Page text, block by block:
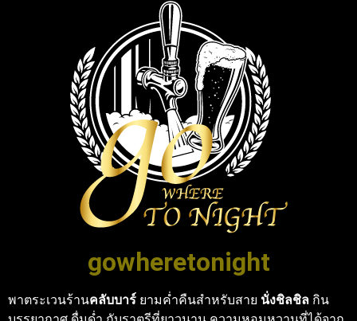
gowheretonight
พาตระเวนร้านคลับบาร์ ยามค่ำคืนสำหรับสาย นั่งชิลชิล กิน